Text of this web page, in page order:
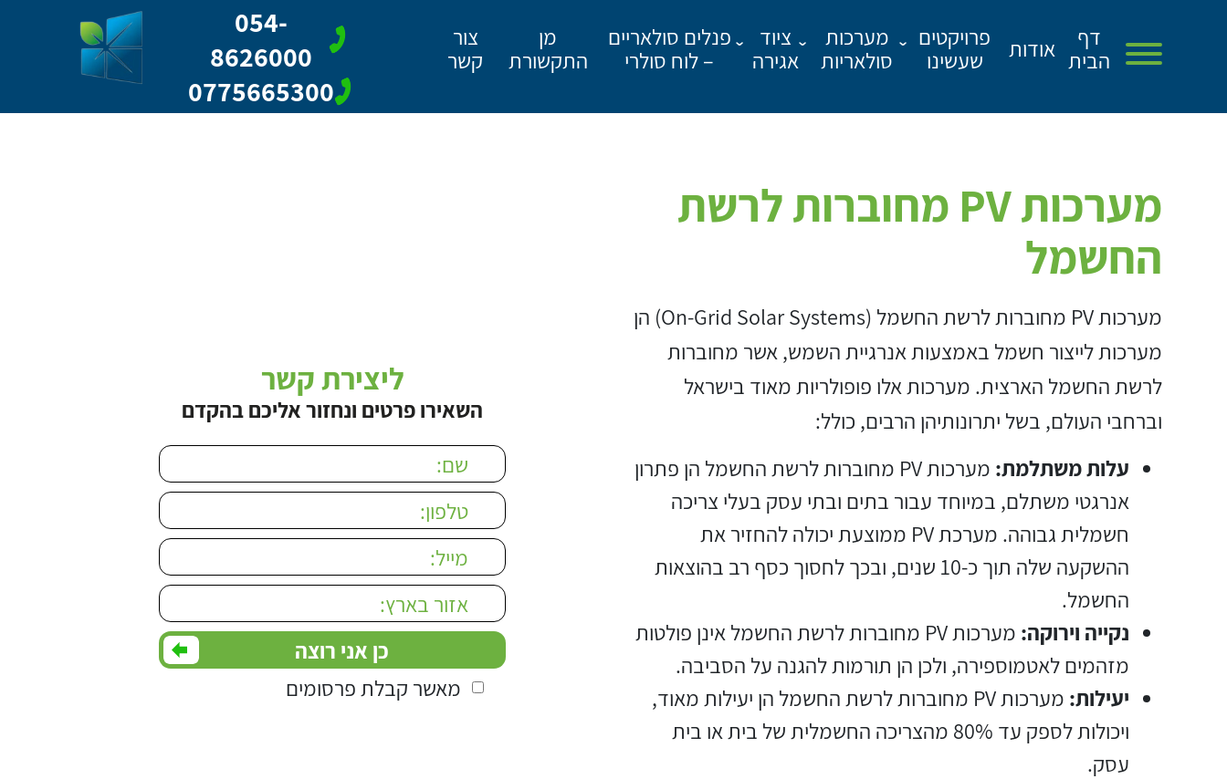
דף
הבית אודות
פרויקטים
שעשינו
מערכות
סולאריות
ציוד
אגירה
פנלים סולאריים
– לוח סולרי
מן
התקשורת
צור
קשר
054-
8626000
0775665300
פרויקטים שעשינו
שירותים
מאמרים
צור קשר
מערכות PV מחוברות לרשת
החשמל
מערכות PV מחוברות לרשת החשמל (On-Grid Solar Systems) הן
מערכות לייצור חשמל באמצעות אנרגיית השמש, אשר מחוברות
לרשת החשמל הארצית. מערכות אלו פופולריות מאוד בישראל
וברחבי העולם, בשל יתרונותיהן הרבים, כולל:
עלות משתלמת:
מערכות PV מחוברות לרשת החשמל הן פתרון
אנרגטי משתלם, במיוחד עבור בתים ובתי עסק בעלי צריכה
חשמלית גבוהה. מערכת PV ממוצעת יכולה להחזיר את
ההשקעה שלה תוך כ-10 שנים, ובכך לחסוך כסף רב בהוצאות
החשמל.
נקייה וירוקה:
מערכות PV מחוברות לרשת החשמל אינן פולטות
מזהמים לאטמוספירה, ולכן הן תורמות להגנה על הסביבה.
יעילות:
מערכות PV מחוברות לרשת החשמל הן יעילות מאוד,
ויכולות לספק עד 80% מהצריכה החשמלית של בית או בית
עסק.
ליצירת קשר
השאירו פרטים ונחזור אליכם בהקדם
Please leave this field empty.
מאשר קבלת פרסומים